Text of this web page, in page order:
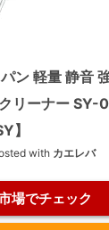
ン 軽量 静音
リーナー SY-
】
with カエレバ
場でチェック